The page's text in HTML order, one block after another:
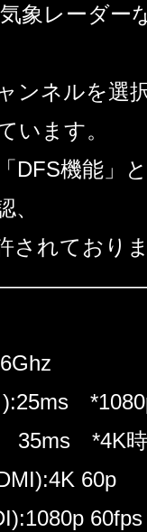
象レーダー
ンネルを選
います。
DFS機能」
、
されており
):25ms
時
60p
60fps